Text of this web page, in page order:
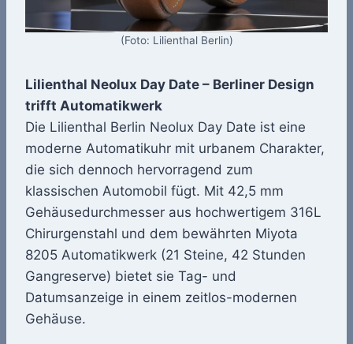
(Foto: Lilienthal Berlin)
Lilienthal Neolux Day Date – Berliner Design
trifft Automatikwerk
Die Lilienthal Berlin Neolux Day Date ist eine
moderne Automatikuhr mit urbanem Charakter,
die sich dennoch hervorragend zum
klassischen Automobil fügt. Mit 42,5 mm
Gehäusedurchmesser aus hochwertigem 316L
Chirurgenstahl und dem bewährten Miyota
8205 Automatikwerk (21 Steine, 42 Stunden
Gangreserve) bietet sie Tag- und
Datumsanzeige in einem zeitlos-modernen
Gehäuse.